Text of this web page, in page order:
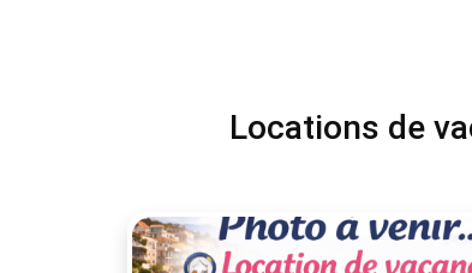
Locations de